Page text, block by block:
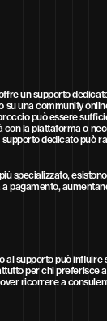
un supporto
su una community
può essere
la piattaforma o
dedicato può
specializzato,
pagamento,
al supporto può influire
per chi preferisce
ricorrere a